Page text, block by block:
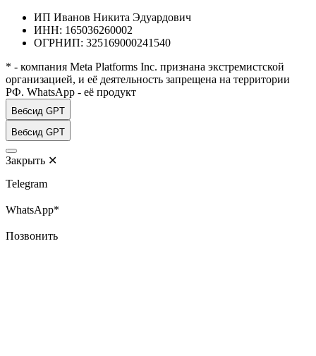
ИП Иванов Никита Эдуардович
ИНН: 165036260002
ОГРНИП: 325169000241540
* - компания Meta Platforms Inc. признана экстремистской
организацией, и её деятельность запрещена на территории
РФ. WhatsApp - её продукт
Вебсид GPT
Вебсид GPT
Закрыть ✕
Telegram
WhatsApp*
Позвонить